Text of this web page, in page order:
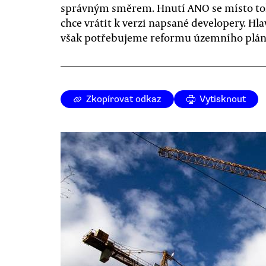
správným směrem. Hnutí ANO se místo
chce vrátit k verzi napsané developery.
však potřebujeme reformu územního
Zkopírovat odkaz Vytisknout